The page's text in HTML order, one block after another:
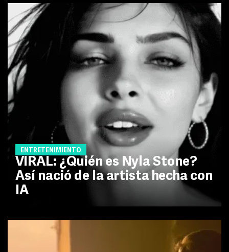
ENTRETENIMIENTO
VIRAL: ¿Quién es Nyla Stone?
Así nació de la artista hecha con
IA